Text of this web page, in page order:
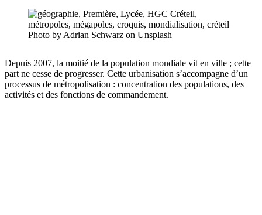
Photo by Adrian Schwarz on Unsplash
Depuis 2007, la moitié de la population mondiale vit en ville ; cette
part ne cesse de progresser. Cette urbanisation s’accompagne d’un
processus de métropolisation : concentration des populations, des
activités et des fonctions de commandement.